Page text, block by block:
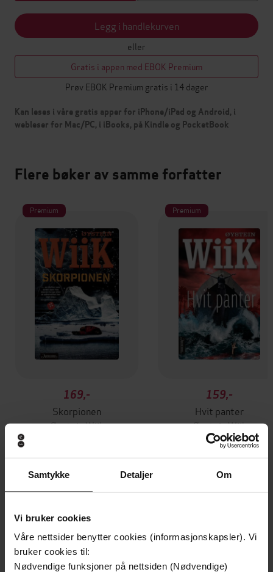
Samtykke Detaljer Om
Vi bruker cookies
Våre nettsider benytter cookies (informasjonskapsler). Vi
bruker cookies til:
Nødvendige funksjoner på nettsiden (Nødvendige)
Legg i handlekurven
eller
Gratis i appen med EBOK Premium
Prøv EBOK Premium gratis i 14 dager
Kan leses i våre gratis apper for iPhone/iPad og Android, i
webleser for Mac/PC, i iBooks, på Kindle og PocketBook
Flere bøker av samme forfatter
Premium
169,-
Skorpionen
Øystein Wiik
Premium
159,-
Hvit panter
Øystein Wiik
EBOK
Premium
Premium